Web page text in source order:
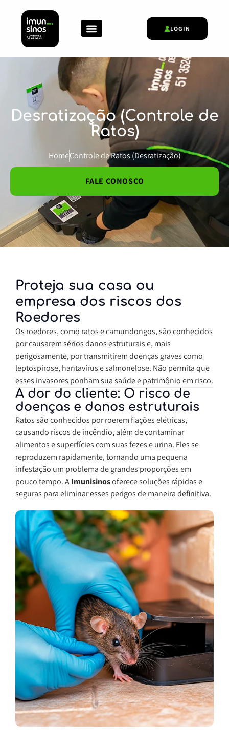
LOGIN
Desratização (Controle de
Ratos)
HomeControle de Ratos (Desratização)
FALE CONOSCO
Proteja sua casa ou
empresa dos riscos dos
Roedores
Os roedores, como ratos e camundongos, são conhecidos
por causarem sérios danos estruturais e, mais
perigosamente, por transmitirem doenças graves como
leptospirose, hantavírus e salmonelose. Não permita que
esses invasores ponham sua saúde e patrimônio em risco.
A dor do cliente: O risco de
doenças e danos estruturais
Ratos são conhecidos por roerem fiações elétricas,
causando riscos de incêndio, além de contaminar
alimentos e superfícies com suas fezes e urina. Eles se
reproduzem rapidamente, tornando uma pequena
infestação um problema de grandes proporções em
pouco tempo. AImunisinosoferece soluções rápidas e
seguras para eliminar esses perigos de maneira definitiva.